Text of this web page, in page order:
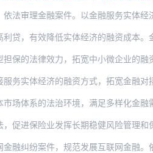
审理金融案件。以金融服务实体经济为价值
，有效降低实体经济的融资成本。金融借款
的法律效力，拓宽中小微企业的融资担保方
实体经济的融资方式，拓宽金融对接实体经
体系的法治环境，满足多样化金融需求。依
进保险业发挥长期稳健风险管理和保障的功
纠纷案件，规范发展互联网金融。依法认定